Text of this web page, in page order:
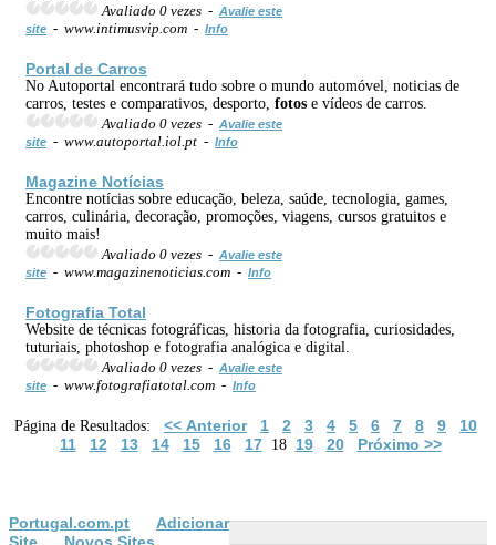
Avaliado 0 vezes - Avalie este
site - www.intimusvip.com - Info
Portal de Carros
No Autoportal encontrará tudo sobre o mundo automóvel, noticias de
carros, testes e comparativos, desporto, fotos e vídeos de carros.
Avaliado 0 vezes - Avalie este
site - www.autoportal.iol.pt - Info
Magazine Notícias
Encontre notícias sobre educação, beleza, saúde, tecnologia, games,
carros, culinária, decoração, promoções, viagens, cursos gratuitos e
muito mais!
Avaliado 0 vezes - Avalie este
site - www.magazinenoticias.com - Info
Fotografia Total
Website de técnicas fotográficas, historia da fotografia, curiosidades,
tuturiais, photoshop e fotografia analógica e digital.
Avaliado 0 vezes - Avalie este
site - www.fotografiatotal.com - Info
Página de Resultados: << Anterior 1 2 3 4 5 6 7 8 9
10
11
12 13 14 15 16 1718 19 20 Próximo >>
Portugal.com.pt
Adicionar